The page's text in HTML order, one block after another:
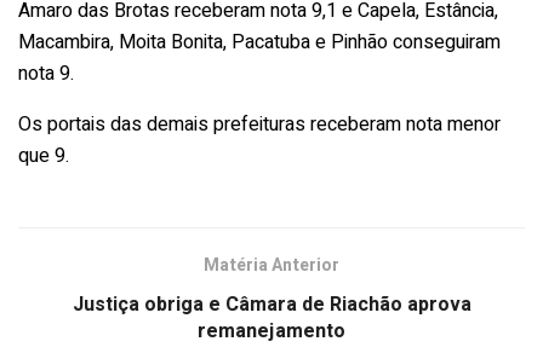
Amaro das Brotas receberam nota 9,1 e Capela, Estância,
Macambira, Moita Bonita, Pacatuba e Pinhão conseguiram
nota 9.
Os portais das demais prefeituras receberam nota menor
que 9.
Matéria Anterior
Justiça obriga e Câmara de Riachão aprova
remanejamento